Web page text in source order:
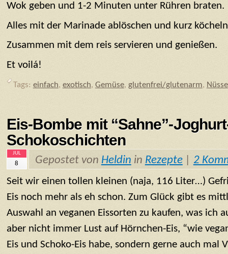
Wok geben und 1-2 Minuten unter Rühren braten.
Alles mit der Marinade ablöschen und kurz
Zusammen mit dem reis servieren und genießen.
Et voilá!
Tags: einfach, exotisch, Gemüse, glutenfrei/glutenarm, Nüsse
Eis-Bombe mit “Sahne”-
Schokoschichten
JUL
8 Gepostet von Heldin in Rezepte| 2
Seit wir einen tollen kleinen (naja, 116 Liter…)
Eis noch mehr als eh schon. Zum Glück gibt es
Auswahl an veganen Eissorten zu kaufen, was ich
aber nicht immer Lust auf Hörnchen-Eis, “wie
Eis und Schoko-Eis habe, sondern gerne auch mal